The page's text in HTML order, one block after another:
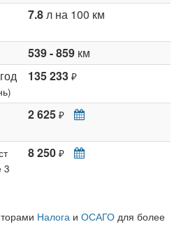
7.8л на 100 км
539 - 859 км
135 233 ₽
2 625 ₽
3
8 250 ₽
Налога и ОСАГО для более